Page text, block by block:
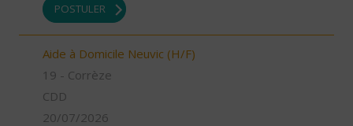
POSTULER
Aide à Domicile Neuvic (H/F)
19 - Corrèze
CDD
20/07/2026